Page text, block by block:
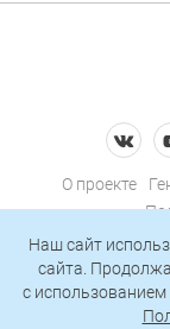
О проекте
Наш сайт
сайта.
c